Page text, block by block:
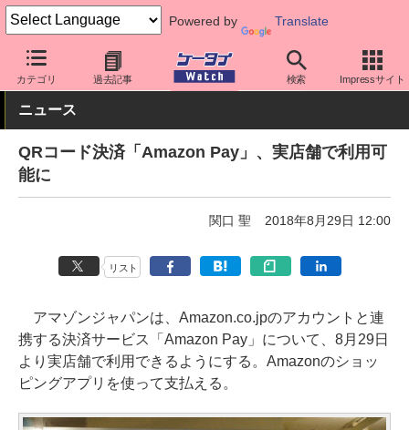
Powered by Translate
カテゴリ 過去記事 検索 Impressサイト
ケータイ Watch アプリ・サービス 決済/金融
ニュース
QRコード決済「Amazon Pay」、実店舗で利用可
能に
関口 聖 2018年8月29日 12:00
リスト
アマゾンジャパンは、Amazon.co.jpのアカウントと連
携する決済サービス「Amazon Pay」について、8月29日
より実店舗で利用できるようにする。Amazonのショッ
ピングアプリを使って支払える。